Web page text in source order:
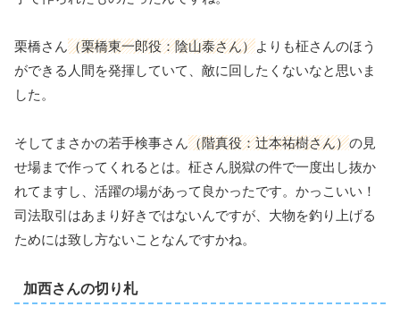
栗橋さん（栗橋東一郎役：陰山泰さん）よりも柾さんのほう
ができる人間を発揮していて、敵に回したくないなと思いま
した。
そしてまさかの若手検事さん（階真役：辻本祐樹さん）の見
せ場まで作ってくれるとは。柾さん脱獄の件で一度出し抜か
れてますし、活躍の場があって良かったです。かっこいい！
司法取引はあまり好きではないんですが、大物を釣り上げる
ためには致し方ないことなんですかね。
加西さんの切り札